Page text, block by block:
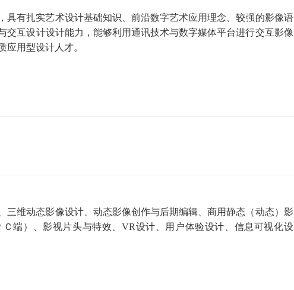
具有扎实艺术设计基础知识、前沿数字艺术应用理念、较强的影像语
交互设计设计能力，能够利用通讯技术与数字媒体平台进行交互影像
应用型设计人才。
三维动态影像设计、动态影像创作与后期编辑、商用静态（动态）影
端）、影视片头与特效、VR设计、用户体验设计、信息可视化设